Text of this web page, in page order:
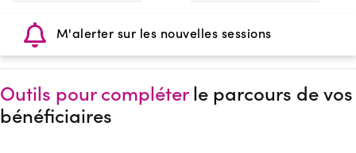
M'alerter sur les nouvelles sessions
Outils pour compléterle parcours de vos
bénéficiaires